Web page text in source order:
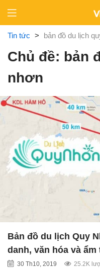
content
Tin tức > bản đồ du lịch
Chủ đề: bản
nhơn
Bản đồ du lịch Quy
danh, văn hóa và
30 Th10, 2019 25.2K